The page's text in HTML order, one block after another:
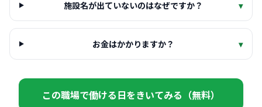
施設名が出ていないのはなぜですか？ ▾
お金はかかりますか？ ▾
この職場で働ける日をきいてみる（無料）